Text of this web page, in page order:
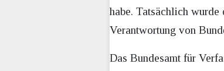
habe. Tatsächlich
Verantwortung von
Das Bundesamt für